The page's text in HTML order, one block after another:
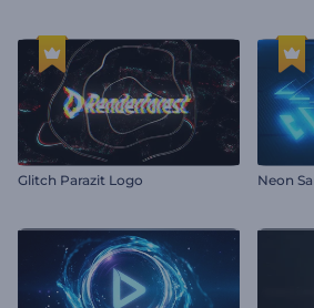
Glitch Parazit Logo